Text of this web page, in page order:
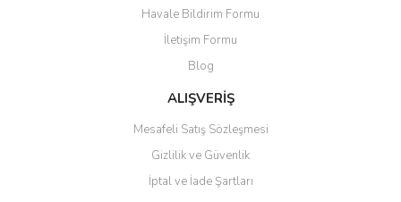
Havale Bildirim Formu
İletişim Formu
Blog
ALIŞVERİŞ
Mesafeli Satış Sözleşmesi
Gizlilik ve Güvenlik
İptal ve İade Şartları